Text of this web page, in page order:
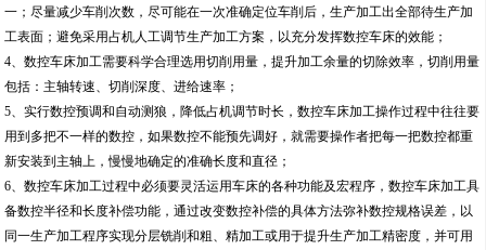
一；尽量减少车削次数，尽可能在一次准确定位车削后，生产加工出全部待生产加
工表面；避免采用占机人工调节生产加工方案，以充分发挥数控车床的效能；
4、数控车床加工需要科学合理选用切削用量，提升加工余量的切除效率，切削用量
包括：主轴转速、切削深度、进给速率；
5、实行数控预调和自动测狼，降低占机调节时长，数控车床加工操作过程中往往要
用到多把不一样的数控，如果数控不能预先调好，就需要操作者把每一把数控都重
新安装到主轴上，慢慢地确定的准确长度和直径；
6、数控车床加工过程中必须要灵活运用车床的各种功能及宏程序，数控车床加工具
备数控半径和长度补偿功能，通过改变数控补偿的具体方法弥补数控规格误差，以
同一生产加工程序实现分层铣削和粗、精加工或用于提升生产加工精密度，并可用